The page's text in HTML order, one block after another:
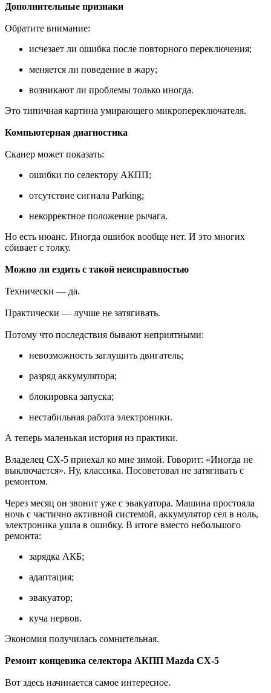
Дополнительные признаки
Обратите внимание:
исчезает ли ошибка после повторного переключения;
меняется ли поведение в жару;
возникают ли проблемы только иногда.
Это типичная картина умирающего микропереключателя.
Компьютерная диагностика
Сканер может показать:
ошибки по селектору АКПП;
отсутствие сигнала Parking;
некорректное положение рычага.
Но есть нюанс. Иногда ошибок вообще нет. И это многих
сбивает с толку.
Можно ли ездить с такой неисправностью
Технически — да.
Практически — лучше не затягивать.
Потому что последствия бывают неприятными:
невозможность заглушить двигатель;
разряд аккумулятора;
блокировка запуска;
нестабильная работа электроники.
А теперь маленькая история из практики.
Владелец CX-5 приехал ко мне зимой. Говорит: «Иногда не
выключается». Ну, классика. Посоветовал не затягивать с
ремонтом.
Через месяц он звонит уже с эвакуатора. Машина простояла
ночь с частично активной системой, аккумулятор сел в ноль,
электроника ушла в ошибку. В итоге вместо небольшого
ремонта:
зарядка АКБ;
адаптация;
эвакуатор;
куча нервов.
Экономия получилась сомнительная.
Ремонт концевика селектора АКПП Mazda CX-5
Вот здесь начинается самое интересное.